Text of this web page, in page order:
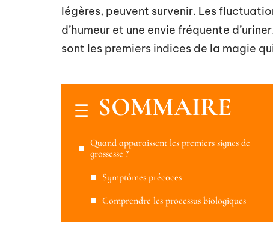
légères, peuvent survenir. Les
d’humeur et une envie fréquente
sont les premiers indices de la magie
SOMMAIRE
Quand apparaissent les premiers signes de
grossesse ?
Symptômes précoces
Comprendre les processus biologiques